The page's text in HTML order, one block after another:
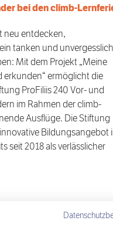
bei den climb-
neu entdecken,
tanken und
Mit dem Projekt „Meine
erkunden“ ermöglicht die
ProFiliis 240 Vor- und
im Rahmen der climb-
Ausflüge. Die Stiftung
Bildungsangebot
seit 2018 als verlässlicher